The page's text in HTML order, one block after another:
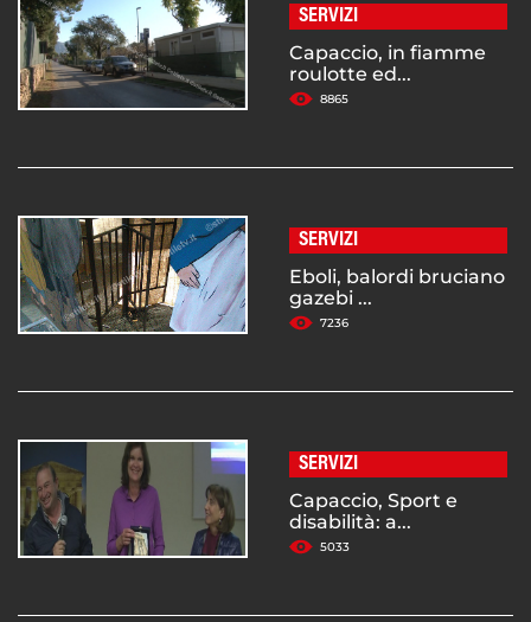
SERVIZI
Capaccio, in fiamme
roulotte ed...
8865
SERVIZI
Eboli, balordi bruciano
gazebi ...
7236
SERVIZI
Capaccio, Sport e
disabilità: a...
5033